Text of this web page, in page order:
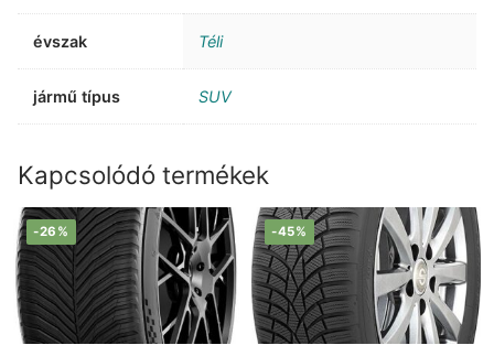
évszak Téli
jármű típus SUV
Kapcsolódó termékek
-26% -45%